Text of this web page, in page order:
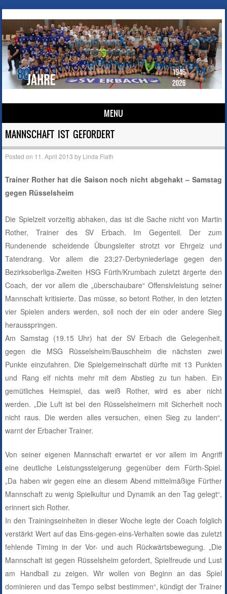
MENU
Skip to content
MANNSCHAFT IST GEFORDERT
Posted on 11. April 2013 by Linda Flath
Trainer Rother hat die Saison noch nicht abgehakt – Samstag
gegen Rüsselsheim
Die Spielzeit vorzeitig abhaken, das ist die Sache nicht von Martin
Rother, Trainer des SV Erbach. Im Gegenteil. Der zum
Rundenende scheidende Übungsleiter strotzt vor Ehrgeiz und
Tatendrang. Vor allem die 23;27-Derbyniederlage gegen den
Bezirksoberliga-Zweiten HSG Fürth/Krumbach zuletzt ärgerte den
Coach, der vor allem die „überschaubare“ Offensivleistung seiner
Mannschaft kritisierte. Das müsse, so betont Rother, in den letzten
vier Spielen anders werden, soll noch der ein oder andere Sieg
herausspringen.
Am Samstag (19.15 Uhr) hat der SV Erbach die Gelegenheit,
gegen die MSG Rüsselsheim/Bauschheim die nächsten zwei
Punkte einzufahren. Die Spielgemeinschaft dürfte mit 13 Punkten
und Rang elf nichts mehr mit dem Abstieg zu tun haben. Ein
gemütliches Heimspiel, das weiß Rother, wird es aber nicht
werden. „Die Luft ist bei den Rüsselsheimern mit Sicherheit noch
nicht raus. Die werden alles versuchen, einen Sieg zu landen“,
warnt der Erbacher Trainer.
Von seiner eigenen Mannschaft erwartet er vor allem im Angriff
eine deutliche Leistungssteigerung gegenüber dem Fürth-Spiel.
„Da haben wir gegen eine an diesem Abend mittelmäßige Fürther
Mannschaft zu wenig Spielkultur und Dynamik an den Tag gelegt“,
erinnert sich Rother.
In den Trainingseinheiten in dieser Woche legte der Coach folglich
verstärkt Wert auf das Eins-gegen-eins-Verhalten sowie das zuletzt
fehlende Timing in der Vor- und auch Rückwärtsbewegung. „Die
Mannschaft ist gegen Rüsselsheim gefordert, Spielfreude und Lust
am Handball zu zeigen. Wir wollen von Beginn an das Spiel
dominieren und das Tempo selbst bestimmen“, kündigt der Trainer